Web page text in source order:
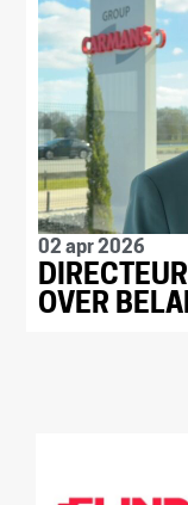
02 apr 2026
OVER